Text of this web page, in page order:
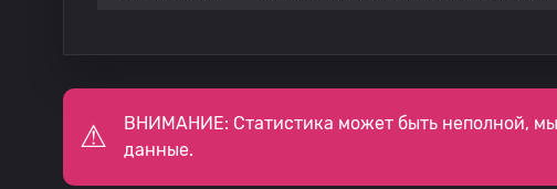
ВНИМАНИЕ: Статистика может быть неполной,
данные.